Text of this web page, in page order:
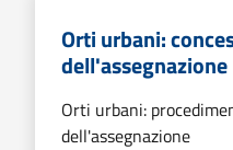
Orti urbani:
dell'assegnazione
Orti urbani:
dell'assegnazione